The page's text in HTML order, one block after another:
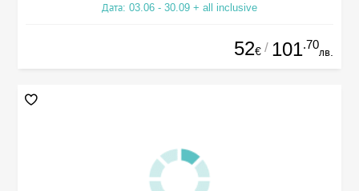
Дата: 03.06 - 30.09 + all inclusive
52€ / 101.70
лв.